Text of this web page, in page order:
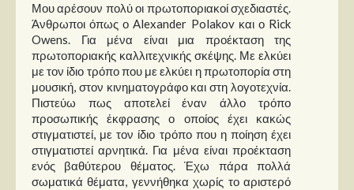
Μου αρέσουν πολύ οι πρωτοποριακοί σχεδιαστές.
Άνθρωποι όπως ο Alexander Polakov και ο Rick
Owens. Για μένα είναι μια προέκταση της
πρωτοποριακής καλλιτεχνικής σκέψης. Με ελκύει
με τον ίδιο τρόπο που με ελκύει η πρωτοπορία στη
μουσική, στον κινηματογράφο και στη λογοτεχνία.
Πιστεύω πως αποτελεί έναν άλλο τρόπο
προσωπικής έκφρασης ο οποίος έχει κακώς
στιγματιστεί, με τον ίδιο τρόπο που η ποίηση έχει
στιγματιστεί αρνητικά. Για μένα είναι προέκταση
ενός βαθύτερου θέματος. Έχω πάρα πολλά
σωματικά θέματα, γεννήθηκα χωρίς το αριστερό